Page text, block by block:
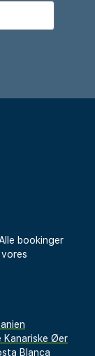
bookinger
Kanariske Øer
Blanca